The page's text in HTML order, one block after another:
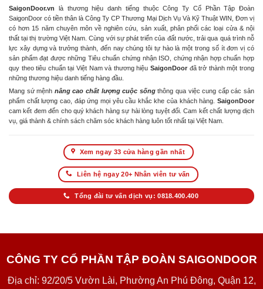
SaigonDoor.vn là thương hiệu danh tiếng thuộc Công Ty Cổ Phần Tập Đoàn
SaigonDoor có tiền thân là Công Ty CP Thương Mại Dịch Vụ Và Kỹ Thuật WIN, Đơn vị
có hơn 15 năm chuyên môn về nghiên cứu, sản xuất, phân phối các loại cửa & nội
thất tại thị trường Việt Nam. Cùng với sự phát triển của đất nước, trải qua quá trình nỗ
lực xây dựng và trưởng thành, đến nay chúng tôi tự hào là một trong số ít đơn vị có
sản phẩm đạt được những Tiêu chuẩn chứng nhận ISO, chứng nhận hợp chuẩn hợp
quy theo tiêu chuẩn tại Việt Nam và thương hiệu SaigonDoor đã trở thành một trong
những thương hiệu danh tiếng hàng đầu.
Mang sứ mệnh nâng cao chất lượng cuộc sốngthông qua việc cung cấp các sản
phẩm chất lượng cao, đáp ứng mọi yêu cầu khắc khe của khách hàng. SaigonDoor
cam kết đem đến cho quý khách hàng sự hài lòng tuyệt đối. Cam kết chất lượng dịch
vụ, giá thành & chính sách chăm sóc khách hàng luôn tốt nhất tại Việt Nam.
Xem ngay 33 cửa hàng gần nhất
Liên hệ ngay 20+ Nhân viên tư vấn
Tổng đài tư vấn dịch vụ: 0818.400.400
CÔNG TY CỔ PHẦN TẬP ĐOÀN SAIGONDOOR
Địa chỉ: 92/20/5 Vườn Lài, Phường An Phú Đông, Quận 12,